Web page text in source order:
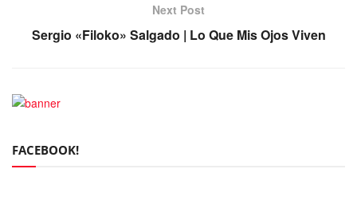
Next Post
Sergio «Filoko» Salgado | Lo Que Mis Ojos Viven
FACEBOOK!